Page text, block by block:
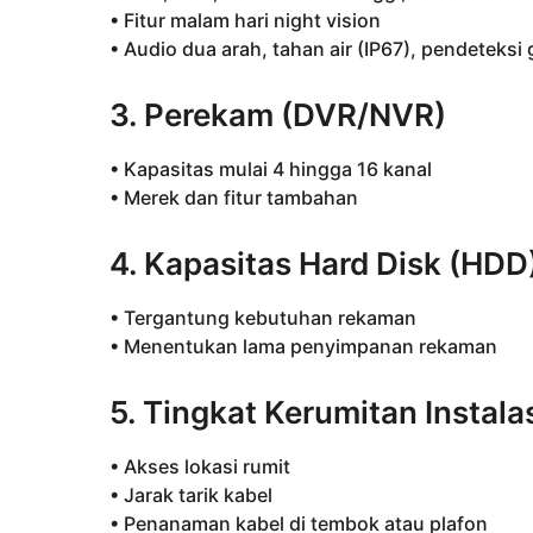
• Fitur malam hari night vision
• Audio dua arah, tahan air (IP67), pendeteksi
3. Perekam (DVR/NVR)
• Kapasitas mulai 4 hingga 16 kanal
• Merek dan fitur tambahan
4. Kapasitas Hard Disk
• Tergantung kebutuhan rekaman
• Menentukan lama penyimpanan rekaman
5. Tingkat Kerumitan
• Akses lokasi rumit
• Jarak tarik kabel
• Penanaman kabel di tembok atau plafon